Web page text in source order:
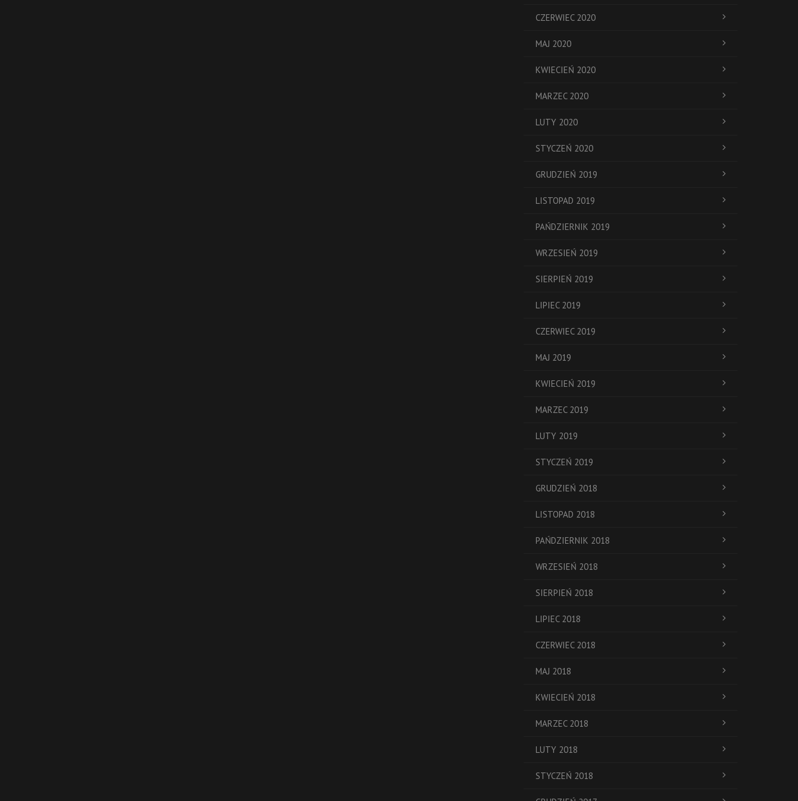
CZERWIEC 2020
MAJ 2020
KWIECIEŃ 2020
MARZEC 2020
LUTY 2020
STYCZEŃ 2020
GRUDZIEŃ 2019
LISTOPAD 2019
PAŃDZIERNIK 2019
WRZESIEŃ 2019
SIERPIEŃ 2019
LIPIEC 2019
CZERWIEC 2019
MAJ 2019
KWIECIEŃ 2019
MARZEC 2019
LUTY 2019
STYCZEŃ 2019
GRUDZIEŃ 2018
LISTOPAD 2018
PAŃDZIERNIK 2018
WRZESIEŃ 2018
SIERPIEŃ 2018
LIPIEC 2018
CZERWIEC 2018
MAJ 2018
KWIECIEŃ 2018
MARZEC 2018
LUTY 2018
STYCZEŃ 2018